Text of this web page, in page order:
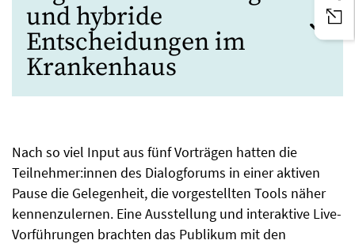
und hybride
Entscheidungen im
Krankenhaus
Nach so viel Input aus fünf Vorträgen hatten die
Teilnehmer:innen des Dialogforums in einer aktiven
Pause die Gelegenheit, die vorgestellten Tools näher
kennenzulernen. Eine Ausstellung und interaktive Live-
Vorführungen brachten das Publikum mit den